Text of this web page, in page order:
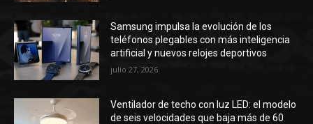
Samsung impulsa la evolución de los
teléfonos plegables con más inteligencia
artificial y nuevos relojes deportivos
julio 27, 2026
Ventilador de techo con luz LED: el modelo
de seis velocidades que baja más de 60